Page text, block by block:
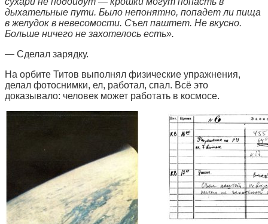
дыхательные пути. Было непонятно, попадет ли пища
в желудок в невесомости. Съел паштет. Не вкусно.
Больше ничего не захотелось есть».
— Сделал зарядку.
На орбите Титов выполнял физические упражнения,
делал фотоснимки, ел, работал, спал. Всё это
доказывало: человек может работать в космосе.